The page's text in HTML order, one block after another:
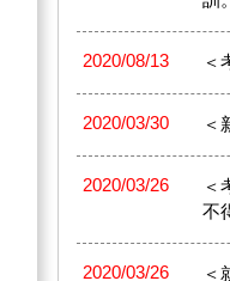
2020/08/13 ＜
2020/03/30 ＜
2020/03/26
＜
不
2020/03/26 ＜